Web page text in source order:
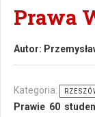
Prawa
Autor:
Kategoria:
Prawie 60